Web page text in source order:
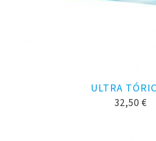
ULTRA
32,50 €